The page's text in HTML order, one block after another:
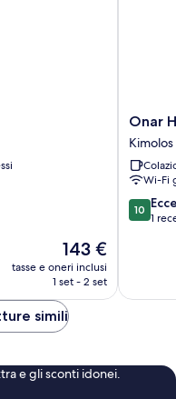
Il
prezzo
attuale
143 €
143 €
tasse e oneri inclusi
1 set - 2 set
Onar
Hotel
Kimolos
Kimolos
Onar
Kimolos
Wi-Fi
10.0
su
10
1
simili
e gli sconti idonei.